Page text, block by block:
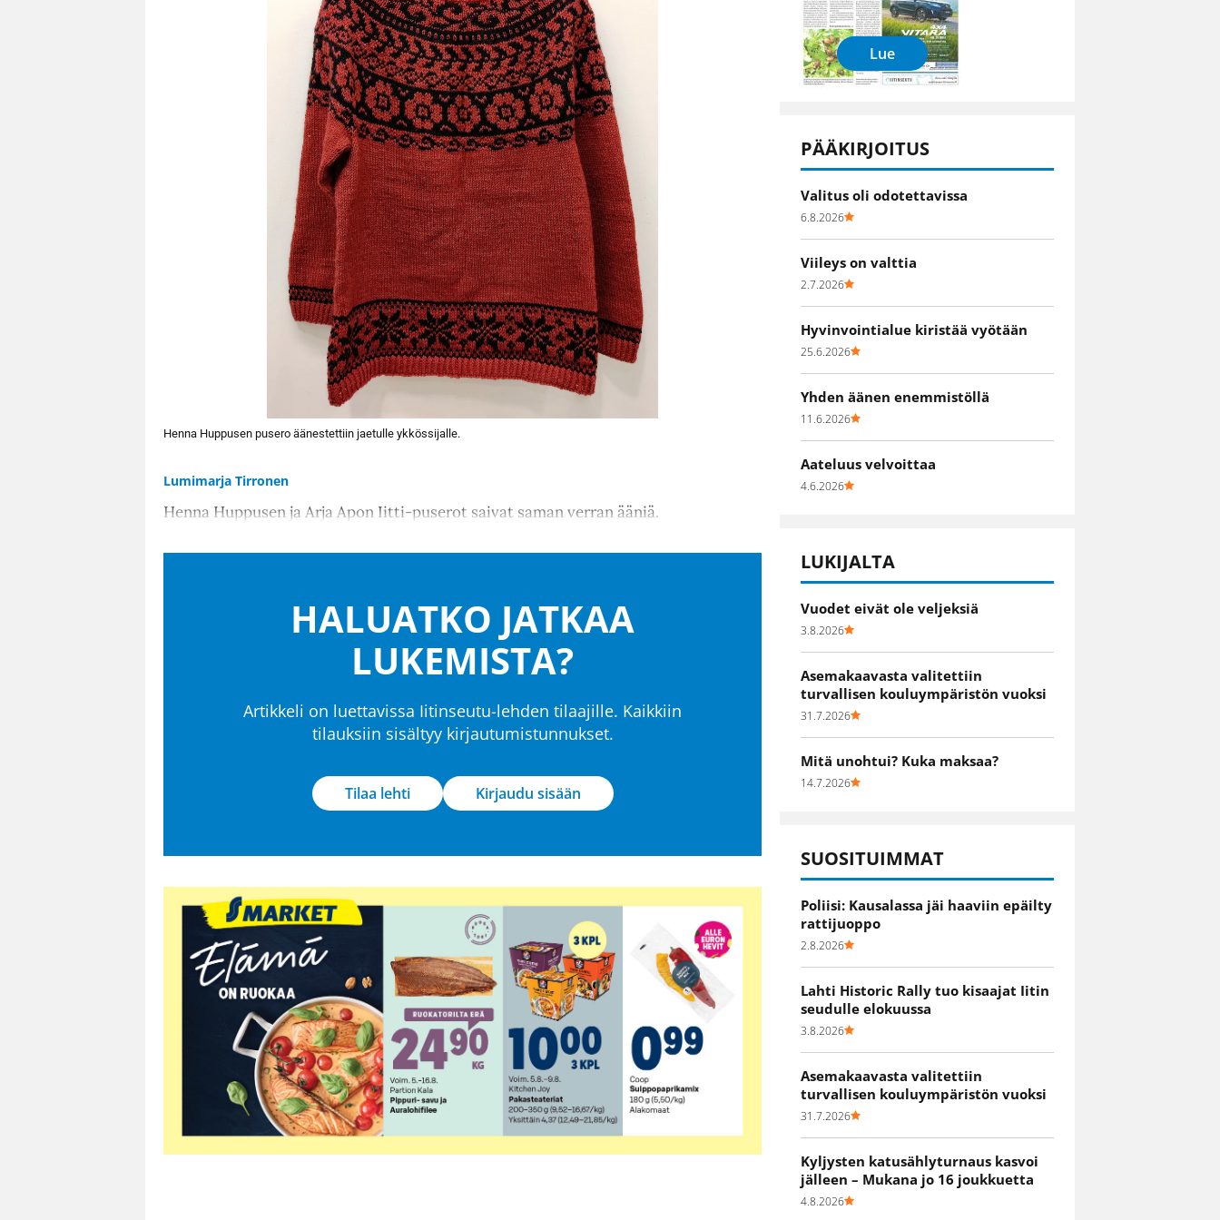
Henna Huppusen pusero äänestettiin jaetulle ykkössijalle.
Lumimarja Tirronen
Henna Huppusen ja Arja Apon Iitti-puserot saivat saman verran ääniä.
HALUATKO JATKAA
LUKEMISTA?
Artikkeli on luettavissa Iitinseutu-lehden tilaajille. Kaikkiin
tilauksiin sisältyy kirjautumistunnukset.
Tilaa lehti Kirjaudu sisään
Lue
PÄÄKIRJOITUS
Valitus oli odotettavissa
6.8.2026
Viileys on valttia
2.7.2026
Hyvinvointialue kiristää vyötään
25.6.2026
Yhden äänen enemmistöllä
11.6.2026
Aateluus velvoittaa
4.6.2026
LUKIJALTA
Vuodet eivät ole veljeksiä
3.8.2026
Asemakaavasta valitettiin
turvallisen kouluympäristön vuoksi
31.7.2026
Mitä unohtui? Kuka maksaa?
14.7.2026
SUOSITUIMMAT
Poliisi: Kausalassa jäi haaviin epäilty
rattijuoppo
2.8.2026
Lahti Historic Rally tuo kisaajat Iitin
seudulle elokuussa
3.8.2026
Asemakaavasta valitettiin
turvallisen kouluympäristön vuoksi
31.7.2026
Kyljysten katusählyturnaus kasvoi
jälleen – Mukana jo 16 joukkuetta
4.8.2026